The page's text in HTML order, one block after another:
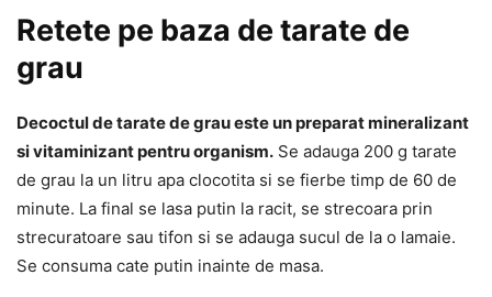
Retete pe baza de tarate de
grau
Decoctul de tarate de grau este un preparat mineralizant
si vitaminizant pentru organism. Se adauga 200 g tarate
de grau la un litru apa clocotita si se fierbe timp de 60 de
minute. La final se lasa putin la racit, se strecoara prin
strecuratoare sau tifon si se adauga sucul de la o lamaie.
Se consuma cate putin inainte de masa.